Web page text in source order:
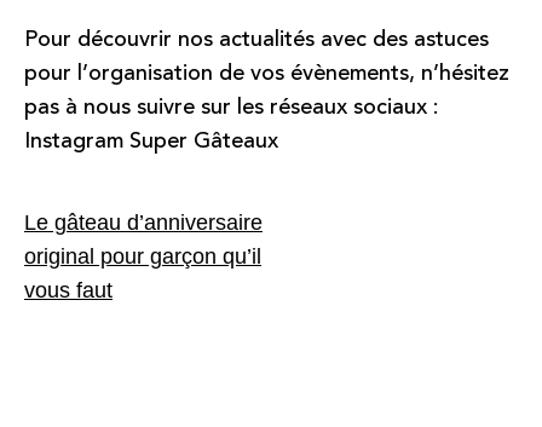
Pour découvrir nos actualités avec des astuces
pour l’organisation de vos évènements, n’hésitez
pas à nous suivre sur les réseaux sociaux :
Instagram Super Gâteaux
Navigation
de
l’article
Le gâteau d’anniversaire
original pour garçon qu’il
vous faut